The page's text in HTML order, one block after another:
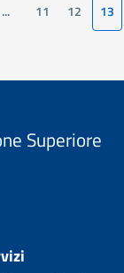
... 11 12 13
Superiore